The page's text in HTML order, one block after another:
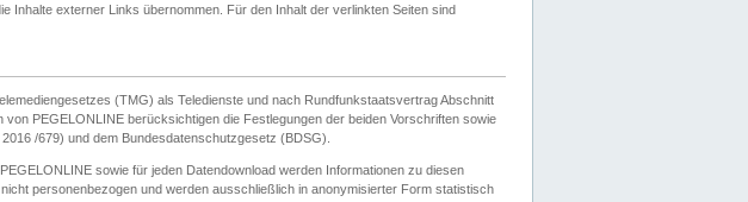
Inhalte externer Links übernommen. Für den Inhalt der verlinkten Seiten sind
(TMG) als Teledienste und nach Rundfunkstaatsvertrag Abschnitt
PEGELONLINE berücksichtigen die Festlegungen der beiden Vorschriften sowie
/679) und dem Bundesdatenschutzgesetz (BDSG).
sowie für jeden Datendownload werden Informationen zu diesen
personenbezogen und werden ausschließlich in anonymisierter Form statistisch